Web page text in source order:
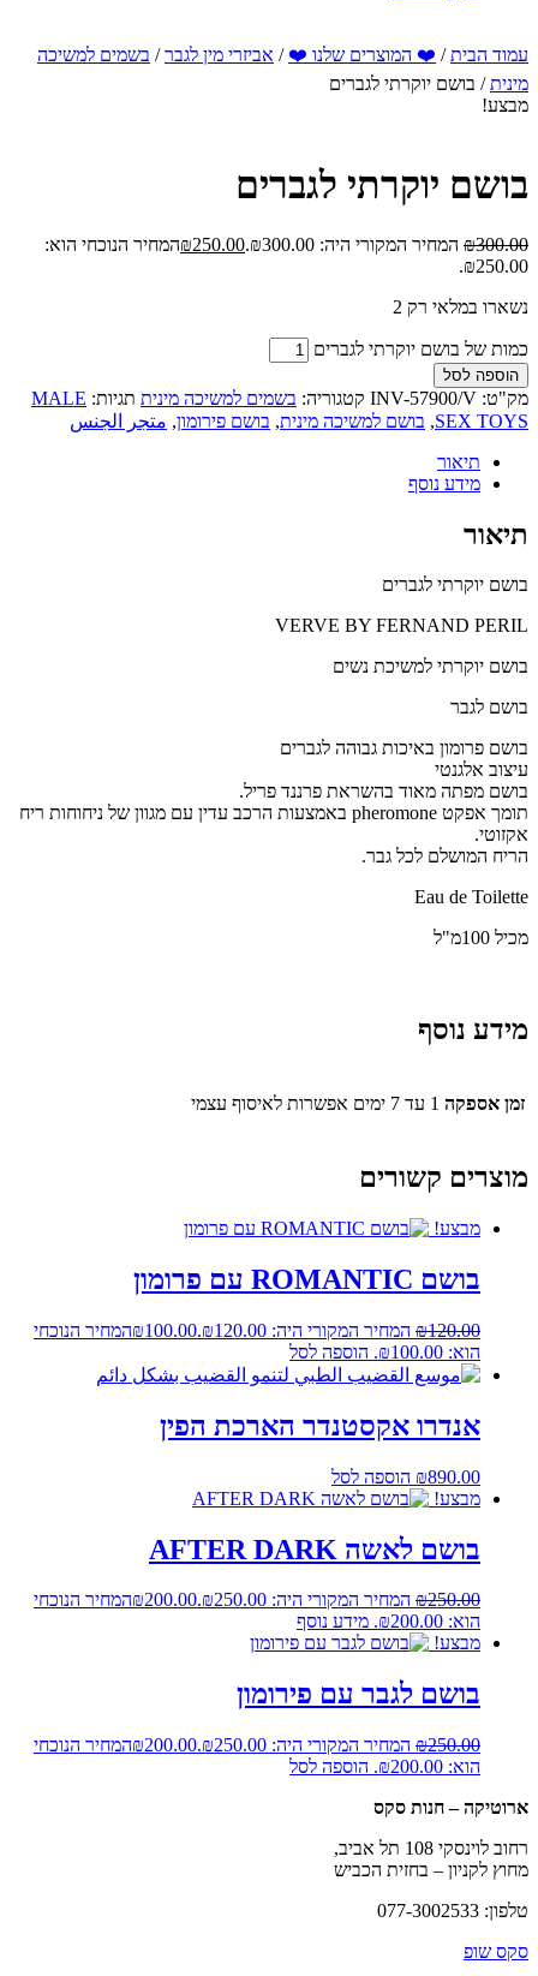
עמוד הבית/ ❤️ המוצרים שלנו ❤️ / אביזרי מין לגבר/ בשמים למשיכה
מינית/ בושם יוקרתי לגברים
מבצע!
בושם יוקרתי לגברים
₪300.00 המחיר המקורי היה: ₪300.00. ₪250.00
המחיר הנוכחי הוא:
₪250.00.
נשארו במלאי רק 2
כמות של בושם יוקרתי לגברים
הוספה לסל
מק"ט: INV-57900/V קטגוריה: בשמים למשיכה מינית תגיות: MALE
SEX TOYS
, בושם למשיכה מינית, בושם פירומון, متجر الجنس
תיאור
מידע נוסף
תיאור
בושם יוקרתי לגברים
VERVE BY FERNAND PERIL
בושם יוקרתי למשיכת נשים
בושם לגבר
בושם פרומון באיכות גבוהה לגברים
עיצוב אלגנטי
בושם מפתה מאוד בהשראת פרננד פריל.
תומך אפקט pheromone באמצעות הרכב עדין עם מגוון של ניחוחות ריח
אקזוטי.
הריח המושלם לכל גבר.
Eau de Toilette
מכיל 100מ"ל
מידע נוסף
זמן אספקה 1 עד 7 ימים אפשרות לאיסוף עצמי
מוצרים קשורים
מבצע!
בושם ROMANTIC עם פרומון
₪120.00 המחיר המקורי היה: ₪120.00. ₪100.00
המחיר הנוכחי
הוא: ₪100.00.
הוספה לסל
אנדרו אקסטנדר הארכת הפין
₪890.00
הוספה לסל
מבצע!
בושם לאשה AFTER DARK
₪250.00 המחיר המקורי היה: ₪250.00. ₪200.00
המחיר הנוכחי
הוא: ₪200.00.
מידע נוסף
מבצע!
בושם לגבר עם פירומון
₪250.00 המחיר המקורי היה: ₪250.00. ₪200.00
המחיר הנוכחי
הוא: ₪200.00.
הוספה לסל
ארוטיקה – חנות סקס
רחוב לוינסקי 108 תל אביב,
מחוץ לקניון – בחזית הכביש
טלפון: 077-3002533
סקס שופ